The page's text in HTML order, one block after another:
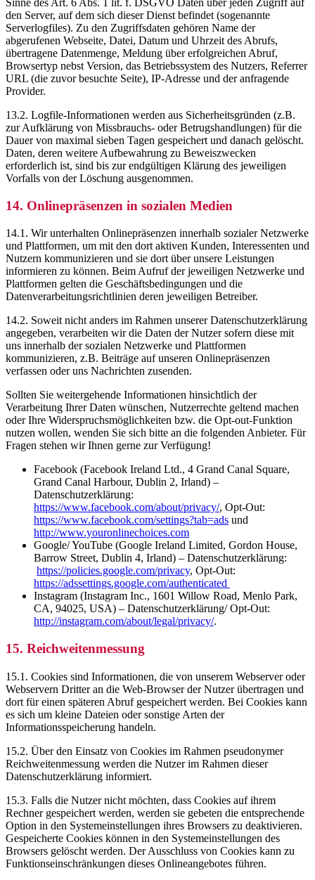
Sinne des Art. 6 Abs. 1 lit. f. DSGVO Daten über jeden Zugriff auf
den Server, auf dem sich dieser Dienst befindet (sogenannte
Serverlogfiles). Zu den Zugriffsdaten gehören Name der
abgerufenen Webseite, Datei, Datum und Uhrzeit des Abrufs,
übertragene Datenmenge, Meldung über erfolgreichen Abruf,
Browsertyp nebst Version, das Betriebssystem des Nutzers, Referrer
URL (die zuvor besuchte Seite), IP-Adresse und der anfragende
Provider.
13.2. Logfile-Informationen werden aus Sicherheitsgründen (z.B.
zur Aufklärung von Missbrauchs- oder Betrugshandlungen) für die
Dauer von maximal sieben Tagen gespeichert und danach gelöscht.
Daten, deren weitere Aufbewahrung zu Beweiszwecken
erforderlich ist, sind bis zur endgültigen Klärung des jeweiligen
Vorfalls von der Löschung ausgenommen.
14. Onlinepräsenzen in sozialen Medien
14.1. Wir unterhalten Onlinepräsenzen innerhalb sozialer Netzwerke
und Plattformen, um mit den dort aktiven Kunden, Interessenten und
Nutzern kommunizieren und sie dort über unsere Leistungen
informieren zu können. Beim Aufruf der jeweiligen Netzwerke und
Plattformen gelten die Geschäftsbedingungen und die
Datenverarbeitungsrichtlinien deren jeweiligen Betreiber.
14.2. Soweit nicht anders im Rahmen unserer Datenschutzerklärung
angegeben, verarbeiten wir die Daten der Nutzer sofern diese mit
uns innerhalb der sozialen Netzwerke und Plattformen
kommunizieren, z.B. Beiträge auf unseren Onlinepräsenzen
verfassen oder uns Nachrichten zusenden.
Sollten Sie weitergehende Informationen hinsichtlich der
Verarbeitung Ihrer Daten wünschen, Nutzerrechte geltend machen
oder Ihre Widerspruchsmöglichkeiten bzw. die Opt-out-Funktion
nutzen wollen, wenden Sie sich bitte an die folgenden Anbieter. Für
Fragen stehen wir Ihnen gerne zur Verfügung!
Facebook (Facebook Ireland Ltd., 4 Grand Canal Square,
Grand Canal Harbour, Dublin 2, Irland) –
Datenschutzerklärung:
https://www.facebook.com/about/privacy/, Opt-Out:
https://www.facebook.com/settings?tab=ads und
http://www.youronlinechoices.com
Google/ YouTube (Google Ireland Limited, Gordon House,
Barrow Street, Dublin 4, Irland) – Datenschutzerklärung:
https://policies.google.com/privacy, Opt-Out:
https://adssettings.google.com/authenticated
Instagram (Instagram Inc., 1601 Willow Road, Menlo Park,
CA, 94025, USA) – Datenschutzerklärung/ Opt-Out:
http://instagram.com/about/legal/privacy/.
15. Reichweitenmessung
15.1. Cookies sind Informationen, die von unserem Webserver oder
Webservern Dritter an die Web-Browser der Nutzer übertragen und
dort für einen späteren Abruf gespeichert werden. Bei Cookies kann
es sich um kleine Dateien oder sonstige Arten der
Informationsspeicherung handeln.
15.2. Über den Einsatz von Cookies im Rahmen pseudonymer
Reichweitenmessung werden die Nutzer im Rahmen dieser
Datenschutzerklärung informiert.
15.3. Falls die Nutzer nicht möchten, dass Cookies auf ihrem
Rechner gespeichert werden, werden sie gebeten die entsprechende
Option in den Systemeinstellungen ihres Browsers zu deaktivieren.
Gespeicherte Cookies können in den Systemeinstellungen des
Browsers gelöscht werden. Der Ausschluss von Cookies kann zu
Funktionseinschränkungen dieses Onlineangebotes führen.